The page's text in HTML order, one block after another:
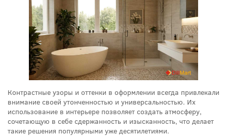
Контрастные узоры и оттенки в оформлении всегда привлекали
внимание своей утонченностью и универсальностью. Их
использование в интерьере позволяет создать атмосферу,
сочетающую в себе сдержанность и изысканность, что делает
такие решения популярными уже десятилетиями.